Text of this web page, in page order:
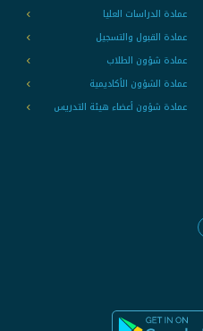
عمادة الدراسات العليا
عمادة القبول والتسجيل
عمادة شؤون الطلاب
عمادة الشؤون الأكاديمية
عمادة شؤون أعضاء هيئة التدريس